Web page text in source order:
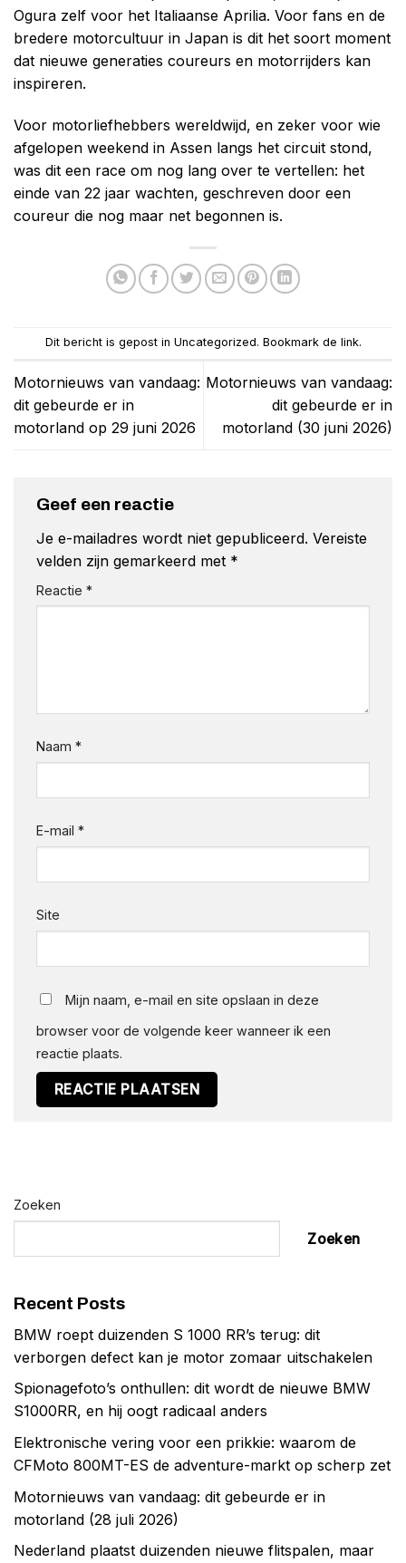
Ogura zelf voor het Italiaanse Aprilia. Voor fans en de
bredere motorcultuur in Japan is dit het soort moment
dat nieuwe generaties coureurs en motorrijders kan
inspireren.
Voor motorliefhebbers wereldwijd, en zeker voor wie
afgelopen weekend in Assen langs het circuit stond,
was dit een race om nog lang over te vertellen: het
einde van 22 jaar wachten, geschreven door een
coureur die nog maar net begonnen is.
Dit bericht is gepost in Uncategorized. Bookmark de link.
Motornieuws van vandaag:
dit gebeurde er in
motorland op 29 juni 2026
Motornieuws van vandaag:
dit gebeurde er in
motorland (30 juni 2026)
Geef een reactie
Je e-mailadres wordt niet gepubliceerd. Vereiste
velden zijn gemarkeerd met *
Reactie *
Naam *
E-mail *
Site
Mijn naam, e-mail en site opslaan in deze
browser voor de volgende keer wanneer ik een
reactie plaats.
Zoeken
Zoeken
Recent Posts
BMW roept duizenden S 1000 RR’s terug: dit
verborgen defect kan je motor zomaar uitschakelen
Spionagefoto’s onthullen: dit wordt de nieuwe BMW
S1000RR, en hij oogt radicaal anders
Elektronische vering voor een prikkie: waarom de
CFMoto 800MT-ES de adventure-markt op scherp zet
Motornieuws van vandaag: dit gebeurde er in
motorland (28 juli 2026)
Nederland plaatst duizenden nieuwe flitspalen, maar